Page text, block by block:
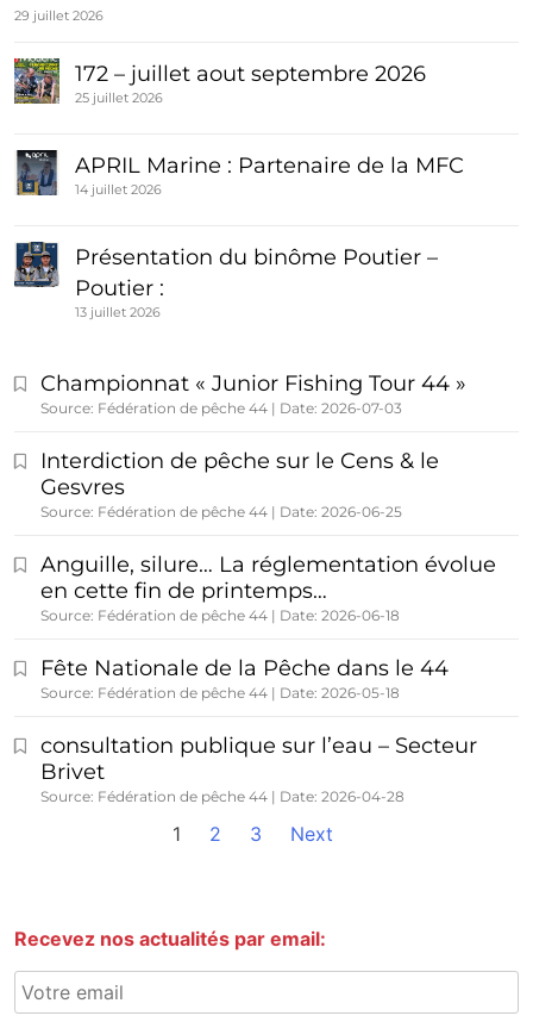
29 juillet 2026
172 – juillet aout septembre 2026
25 juillet 2026
APRIL Marine : Partenaire de la MFC
14 juillet 2026
Présentation du binôme Poutier –
Poutier :
13 juillet 2026
Championnat « Junior Fishing Tour 44 »
Source: Fédération de pêche 44 Date: 2026-07-03
Interdiction de pêche sur le Cens & le
Gesvres
Source: Fédération de pêche 44 Date: 2026-06-25
Anguille, silure… La réglementation évolue
en cette fin de printemps…
Source: Fédération de pêche 44 Date: 2026-06-18
Fête Nationale de la Pêche dans le 44
Source: Fédération de pêche 44 Date: 2026-05-18
consultation publique sur l’eau – Secteur
Brivet
Source: Fédération de pêche 44 Date: 2026-04-28
1 2 3 Next
Recevez nos actualités par email: